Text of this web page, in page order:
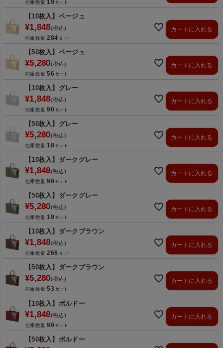
在庫数量 19
【10枚入】ベージュ
¥1,848 税込
在庫数量 284
カートに入れる
【50枚入】ベージュ
¥5,280 税込
在庫数量 56
カートに入れる
【10枚入】グレー
¥1,848 税込
在庫数量 90
カートに入れる
【50枚入】グレー
¥5,280 税込
在庫数量 18
カートに入れる
【10枚入】ダークグレー
¥1,848 税込
在庫数量 99
カートに入れる
【50枚入】ダークグレー
¥5,280 税込
在庫数量 19
カートに入れる
【10枚入】ダークブラウン
¥1,848 税込
在庫数量 266
カートに入れる
【50枚入】ダークブラウン
¥5,280 税込
在庫数量 53
カートに入れる
【10枚入】ボルドー
¥1,848 税込
在庫数量 99
カートに入れる
【50枚入】ボルドー